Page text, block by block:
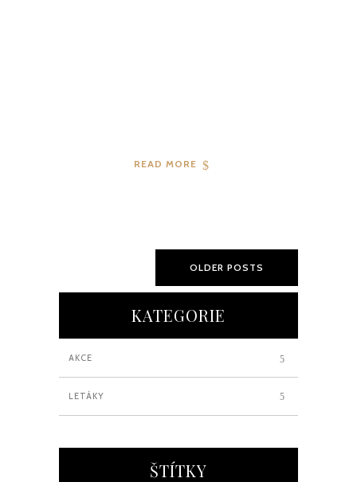
READ MORE
OLDER POSTS
KATEGORIE
AKCE
LETÁKY
ŠTÍTKY